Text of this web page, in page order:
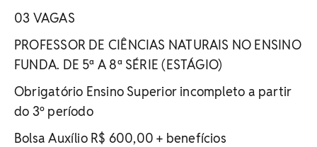
03 VAGAS
PROFESSOR DE CIÊNCIAS NATURAIS NO ENSINO
FUNDA. DE 5ª A 8ª SÉRIE (ESTÁGIO)
Obrigatório Ensino Superior incompleto a partir
do 3º período
Bolsa Auxílio R$ 600,00 + benefícios